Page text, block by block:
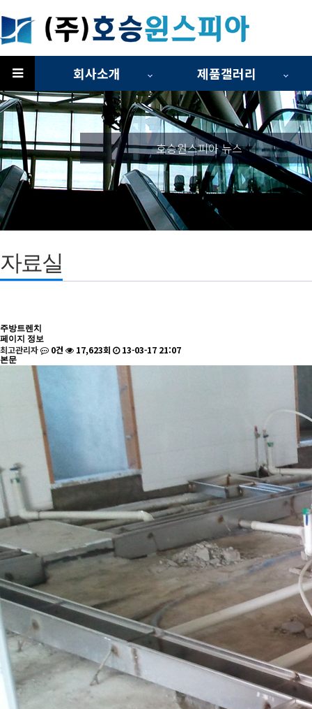
회사소개
제품갤러리
하위분류
호승원스피아 뉴스
자료실
주방트렌치
페이지 정보
최고관리자 0건 17,623회 13-03-17 21:07
본문